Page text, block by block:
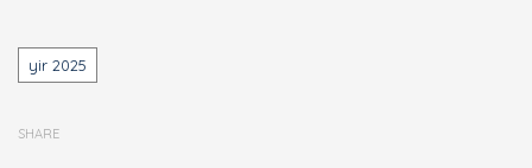
Tags
yir 2025
SHARE